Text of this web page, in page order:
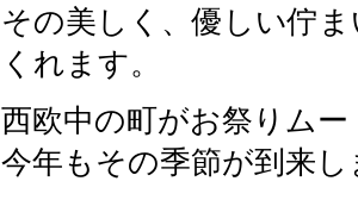
その美しく、優しい佇
くれます。
西欧中の町がお祭りム
今年もその季節が到来